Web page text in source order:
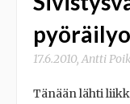
17.6.2010,Antti
Tänään lähti